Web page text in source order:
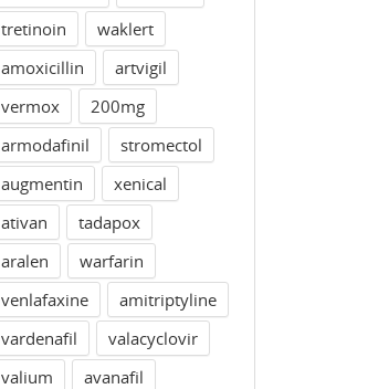
tretinoin
waklert
amoxicillin
artvigil
vermox
200mg
armodafinil
stromectol
augmentin
xenical
ativan
tadapox
aralen
warfarin
venlafaxine
amitriptyline
vardenafil
valacyclovir
valium
avanafil